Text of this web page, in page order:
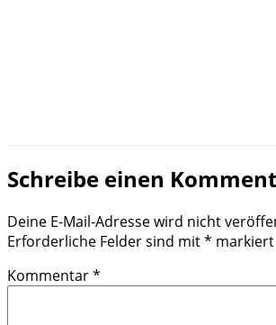
Schreibe einen
Deine E-Mail-Adresse wird nicht
Erforderliche Felder sind mit* markiert
Kommentar*